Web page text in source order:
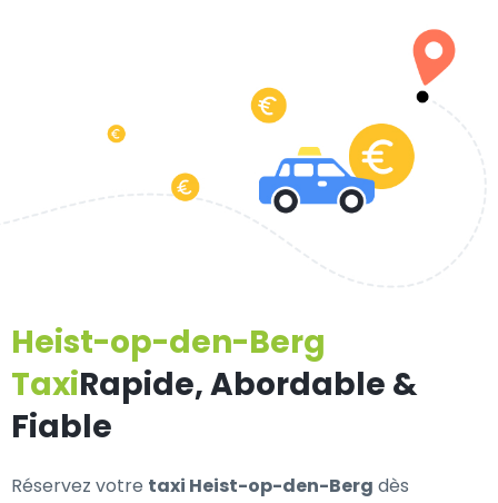
Heist-op-den-Berg
TaxiRapide, Abordable &
Fiable
Réservez votre taxi Heist-op-den-Berg dès